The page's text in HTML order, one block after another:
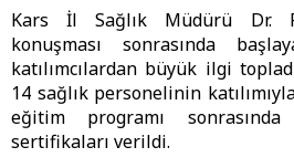
Kars İl Sağlık Müdürü Dr.
konuşması sonrasında
katılımcılardan büyük ilgi
14 sağlık personelinin
eğitim programı sonrasında
sertifikaları verildi.